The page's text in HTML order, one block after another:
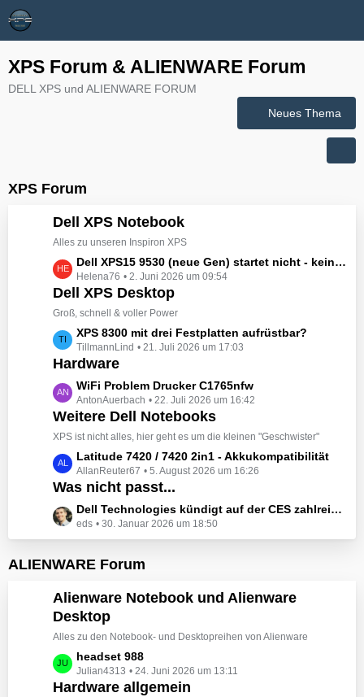
XPS Forum & ALIENWARE Forum
DELL XPS und ALIENWARE FORUM
Neues Thema
XPS Forum
Dell XPS Notebook
Alles zu unseren Inspiron XPS
L
e
t
z
e
B
i
r
ä
g
e
Dell XPS15 9530 (neue Gen) startet nicht - kein booten, kein Licht - nichts tut sich - hat jemand eine Idee wie man ihn zum Leben erwecken könnte?
Helena76 2. Juni 2026 um 09:54
Dell XPS Desktop
Groß, schnell & voller Power
L
e
t
z
t
e
B
i
r
ä
g
XPS 8300 mit drei Festplatten aufrüstbar?
TillmannLind 21. Juli 2026 um 17:03
Hardware
L
e
t
z
e
B
i
ä
e
WiFi Problem Drucker C1765nfw
AntonAuerbach 22. Juli 2026 um 16:42
Weitere Dell Notebooks
XPS ist nicht alles, hier geht es um die kleinen "Geschwister"
L
e
t
z
t
e
e
t
r
ä
g
e
Latitude 7420 / 7420 2in1 - Akkukompatibilität
AllanReuter67 5. August 2026 um 16:26
Was nicht passt...
L
e
t
z
e
B
e
i
t
r
ä
Dell Technologies kündigt auf der CES zahlreiche Alienware-Neuheiten an
eds 30. Januar 2026 um 18:50
ALIENWARE Forum
Alienware Notebook und Alienware
Desktop
Alles zu den Notebook- und Desktopreihen von Alienware
L
e
t
headset 988
Julian4313 24. Juni 2026 um 13:11
Hardware allgemein